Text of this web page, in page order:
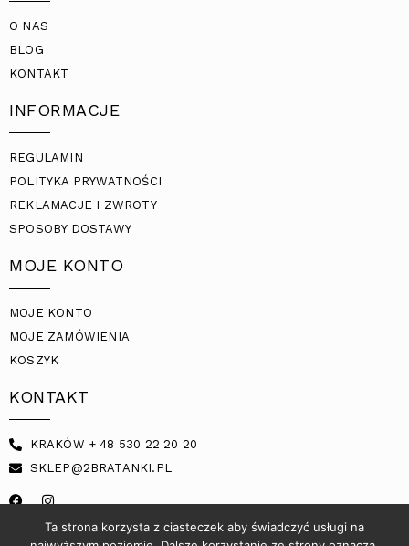
O NAS
BLOG
KONTAKT
INFORMACJE
REGULAMIN
POLITYKA PRYWATNOŚCI
REKLAMACJE I ZWROTY
SPOSOBY DOSTAWY
MOJE KONTO
MOJE KONTO
MOJE ZAMÓWIENIA
KOSZYK
KONTAKT
KRAKÓW + 48 530 22 20 20
SKLEP@2BRATANKI.PL
Ta strona korzysta z ciasteczek aby świadczyć usługi na